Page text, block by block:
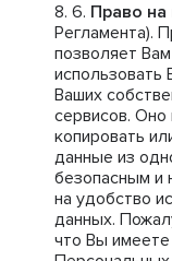
Право на
Регламента).
позволяет
Ваших
сервисов.
копировать
данные из
безопасным и
на удобство
данных.
что Вы